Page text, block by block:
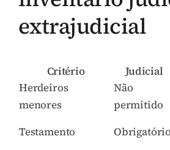
extrajudicial
Critério Judicial
Herdeiros
menores
Não
permitido
Testamento Obrigatório